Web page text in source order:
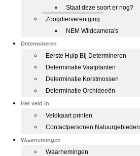
Staat deze soort er nog?
Zoogdiervereniging
NEM Wildcamera's
Determineren
Eerste Hulp Bij Determineren
Determinatie Vaatplanten
Determinatie Korstmossen
Determinatie Orchideeën
Het veld in
Veldkaart printen
Contactpersonen Natuurgebieden
Waarnemingen
Waarnemingen